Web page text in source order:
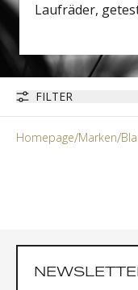
Laufräder,
FILTER
Homepage Marken